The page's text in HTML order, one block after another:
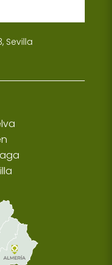
Sevilla